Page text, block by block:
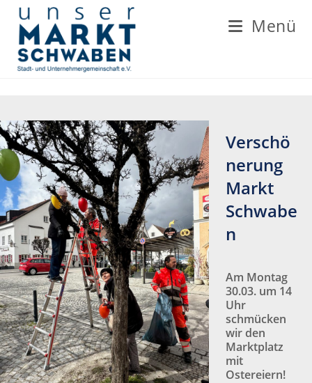
Zum
Inhalt
springen
Menü
Verschö
nerung
Markt
Schwabe
n
Am Montag
30.03. um 14
Uhr
schmücken
wir den
Marktplatz
mit
Ostereiern!